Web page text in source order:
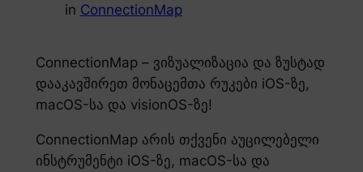
in ConnectionMap
ConnectionMap – ვიზუალიზაცია და ზუსტად
დააკავშირეთ მონაცემთა რუკები iOS-ზე,
macOS-სა და visionOS-ზე!
ConnectionMap არის თქვენი აუცილებელი
ინსტრუმენტი iOS-ზე, macOS-სა და